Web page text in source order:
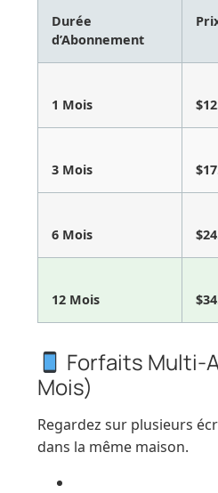
Durée
d’Abonnement
1 Mois
3 Mois
6 Mois
12 Mois
Forfaits Multi-
Mois)
Regardez sur plusieurs
dans la même maison.